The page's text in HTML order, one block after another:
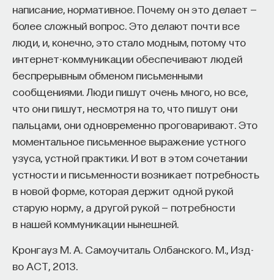
написание, нормативное. Почему он это делает —
более сложный вопрос. Это делают почти все
люди, и, конечно, это стало модным, потому что
интернет-коммуникации обеспечивают людей
беспрерывным обменом письменными
сообщениями. Люди пишут очень много, но все,
что они пишут, несмотря на то, что пишут они
пальцами, они одновременно проговаривают. Это
моментальное письменное выражение устного
узуса, устной практики. И вот в этом сочетании
устности и письменности возникает потребность
в новой форме, которая держит одной рукой
старую норму, а другой рукой — потребности
в нашей коммуникации нынешней.
Кронгауз М. А. Самоучиталь Олбанского. М., Изд-
во АСТ, 2013.
СОХРАНИТЬ КУРС
Внеси свой вклад в дело
просвещения!
ПОДДЕРЖАТЬ ПОСТНАУКУ